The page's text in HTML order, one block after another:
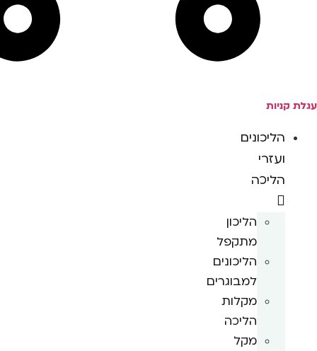
עגלת קניות
הליכונים
ועזרי
הליכה
הליכון
מתקפל
הליכונים
למבוגרים
מקלות
הליכה
מקל